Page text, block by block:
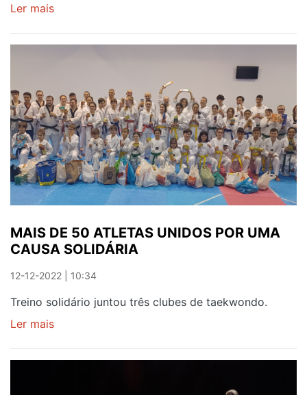
Ler mais
SANTA
MARINHA
COM
NÚMERO
ELEVADO
DE
INSCRIÇÕES
MAIS DE 50 ATLETAS UNIDOS POR UMA
CAUSA SOLIDÁRIA
12-12-2022 | 10:34
Treino solidário juntou três clubes de taekwondo.
Ler mais
DE